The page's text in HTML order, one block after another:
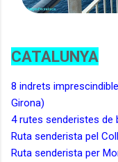
CATALUNYA
8 indrets
Girona)
4 rutes senderistes de
Ruta senderista pel
Ruta senderista per